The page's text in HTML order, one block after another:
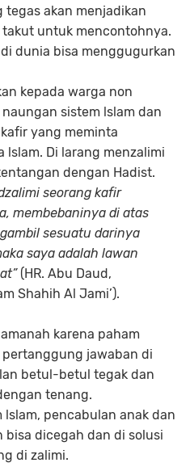
tegas akan menjadikan
untuk mencontohnya.
dunia bisa menggugurkan
kepada warga non
sistem lslam dan
yang meminta
Di larang menzalimi
dengan Hadist.
seorang kafir
membebaninya di atas
sesuatu darinya
saya adalah lawan
(HR. Abu Daud,
Shahih Al Jami’).
karena paham
jawaban di
betul-betul tegak dan
tenang.
pencabulan anak dan
bisa dicegah dan di solusi
di zalimi.